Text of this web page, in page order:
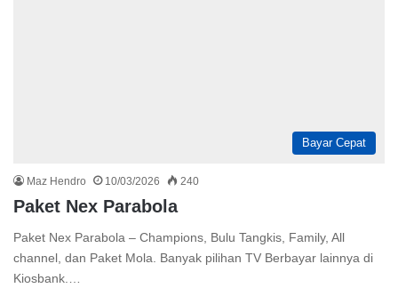
Bayar Cepat
Maz Hendro 10/03/2026 240
Paket Nex Parabola
Paket Nex Parabola – Champions, Bulu Tangkis, Family, All
channel, dan Paket Mola. Banyak pilihan TV Berbayar lainnya di
Kiosbank.…